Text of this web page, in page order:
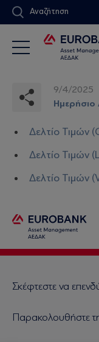
Αναζήτηση
9/4/2025
Δελτίο Τιμών
Δελτίο Τιμών
Δελτίο Τιμών
Σκέφτεστε να
Παρακολουθήστε